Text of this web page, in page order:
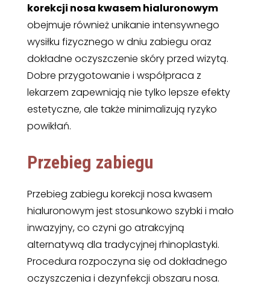
korekcji nosa kwasem hialuronowym
obejmuje również unikanie intensywnego
wysiłku fizycznego w dniu zabiegu oraz
dokładne oczyszczenie skóry przed wizytą.
Dobre przygotowanie i współpraca z
lekarzem zapewniają nie tylko lepsze efekty
estetyczne, ale także minimalizują ryzyko
powikłań.
Przebieg zabiegu
Przebieg zabiegu korekcji nosa kwasem
hialuronowym jest stosunkowo szybki i mało
inwazyjny, co czyni go atrakcyjną
alternatywą dla tradycyjnej rhinoplastyki.
Procedura rozpoczyna się od dokładnego
oczyszczenia i dezynfekcji obszaru nosa.